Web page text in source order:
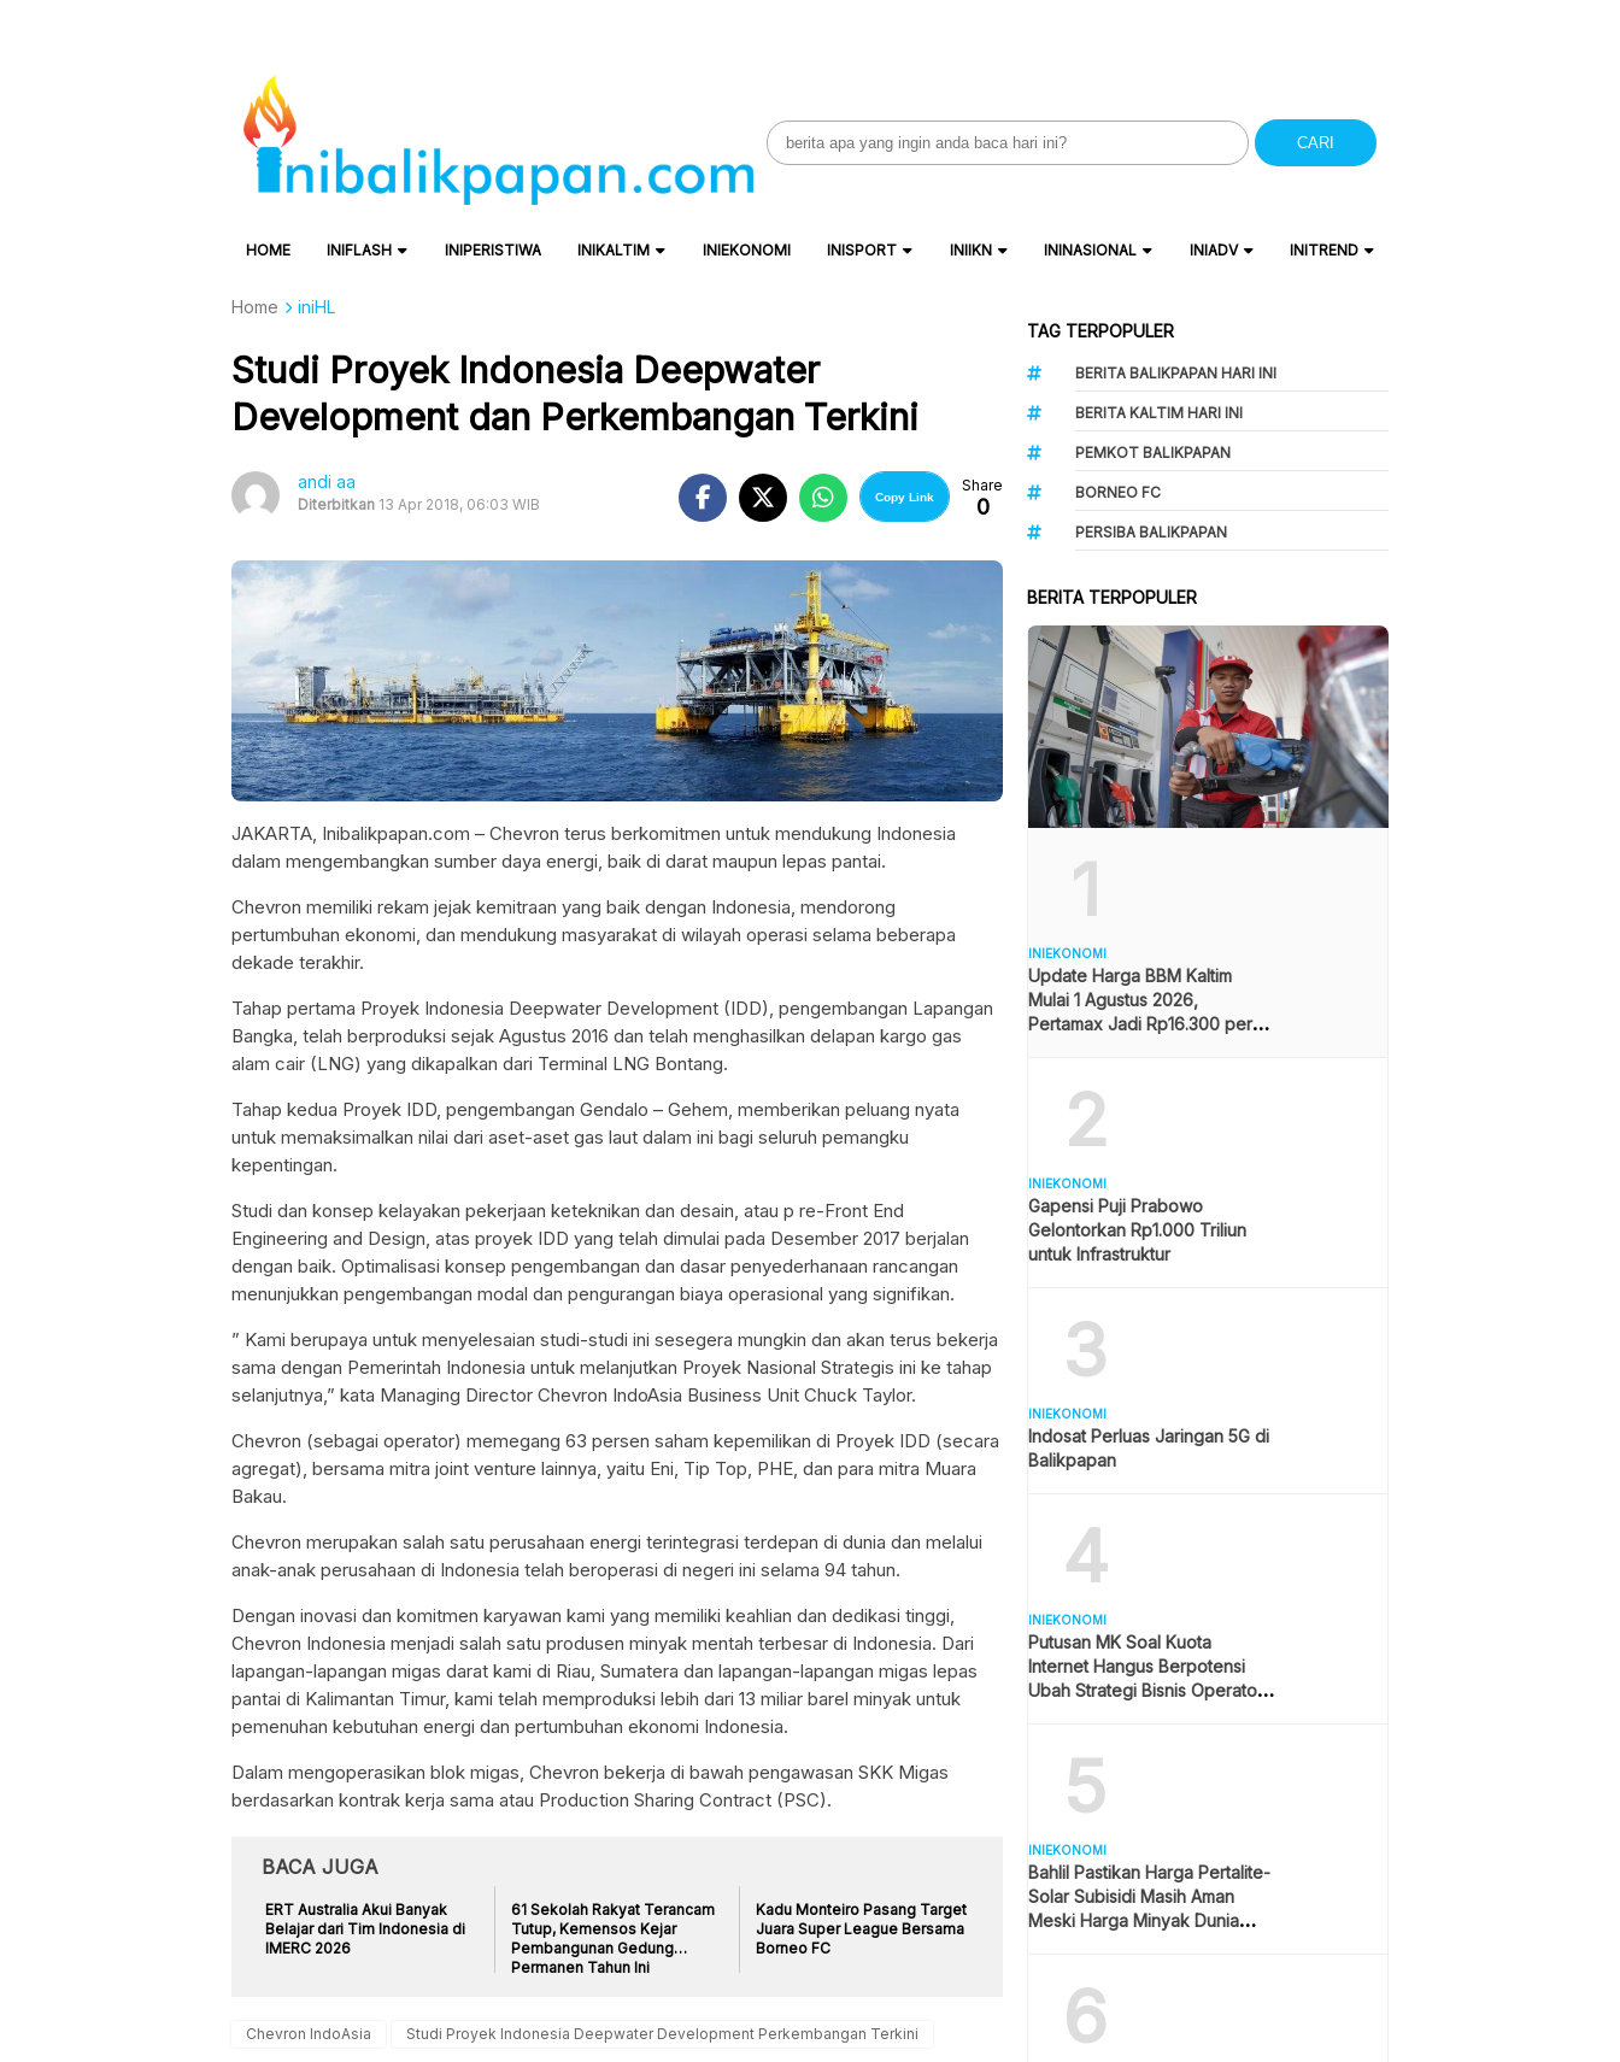
Search
for:
CARI
HOME INIFLASH INIPERISTIWA INIKALTIM INIEKONOMI INISPORT INIIKN ININASIONAL INIADV INITREND
Home iniHL
Studi Proyek Indonesia Deepwater
Development dan Perkembangan Terkini
andi aa
Diterbitkan 13 Apr 2018, 06:03 WIB Copy Link
Share
0
JAKARTA, Inibalikpapan.com – Chevron terus berkomitmen untuk mendukung Indonesia
dalam mengembangkan sumber daya energi, baik di darat maupun lepas pantai.
Chevron memiliki rekam jejak kemitraan yang baik dengan Indonesia, mendorong
pertumbuhan ekonomi, dan mendukung masyarakat di wilayah operasi selama beberapa
dekade terakhir.
Tahap pertama Proyek Indonesia Deepwater Development (IDD), pengembangan Lapangan
Bangka, telah berproduksi sejak Agustus 2016 dan telah menghasilkan delapan kargo gas
alam cair (LNG) yang dikapalkan dari Terminal LNG Bontang.
Tahap kedua Proyek IDD, pengembangan Gendalo – Gehem, memberikan peluang nyata
untuk memaksimalkan nilai dari aset-aset gas laut dalam ini bagi seluruh pemangku
kepentingan.
Studi dan konsep kelayakan pekerjaan keteknikan dan desain, atau p re-Front End
Engineering and Design, atas proyek IDD yang telah dimulai pada Desember 2017 berjalan
dengan baik. Optimalisasi konsep pengembangan dan dasar penyederhanaan rancangan
menunjukkan pengembangan modal dan pengurangan biaya operasional yang signifikan.
” Kami berupaya untuk menyelesaian studi-studi ini sesegera mungkin dan akan terus bekerja
sama dengan Pemerintah Indonesia untuk melanjutkan Proyek Nasional Strategis ini ke tahap
selanjutnya,” kata Managing Director Chevron IndoAsia Business Unit Chuck Taylor.
Chevron (sebagai operator) memegang 63 persen saham kepemilikan di Proyek IDD (secara
agregat), bersama mitra joint venture lainnya, yaitu Eni, Tip Top, PHE, dan para mitra Muara
Bakau.
Chevron merupakan salah satu perusahaan energi terintegrasi terdepan di dunia dan melalui
anak-anak perusahaan di Indonesia telah beroperasi di negeri ini selama 94 tahun.
Dengan inovasi dan komitmen karyawan kami yang memiliki keahlian dan dedikasi tinggi,
Chevron Indonesia menjadi salah satu produsen minyak mentah terbesar di Indonesia. Dari
lapangan-lapangan migas darat kami di Riau, Sumatera dan lapangan-lapangan migas lepas
pantai di Kalimantan Timur, kami telah memproduksi lebih dari 13 miliar barel minyak untuk
pemenuhan kebutuhan energi dan pertumbuhan ekonomi Indonesia.
Dalam mengoperasikan blok migas, Chevron bekerja di bawah pengawasan SKK Migas
berdasarkan kontrak kerja sama atau Production Sharing Contract (PSC).
BACA JUGA
ERT Australia Akui Banyak
Belajar dari Tim Indonesia di
IMERC 2026
61 Sekolah Rakyat Terancam
Tutup, Kemensos Kejar
Pembangunan Gedung
Permanen Tahun Ini
Kadu Monteiro Pasang Target
Juara Super League Bersama
Borneo FC
Chevron IndoAsia Studi Proyek Indonesia Deepwater Development Perkembangan Terkini
TAG TERPOPULER
BERITA BALIKPAPAN HARI INI
BERITA KALTIM HARI INI
PEMKOT BALIKPAPAN
BORNEO FC
PERSIBA BALIKPAPAN
BERITA TERPOPULER
1
INIEKONOMI
Update Harga BBM Kaltim
Mulai 1 Agustus 2026,
Pertamax Jadi Rp16.300 per
2
INIEKONOMI
Gapensi Puji Prabowo
Gelontorkan Rp1.000 Triliun
untuk Infrastruktur
3
INIEKONOMI
Indosat Perluas Jaringan 5G di
Balikpapan
4
INIEKONOMI
Putusan MK Soal Kuota
Internet Hangus Berpotensi
Ubah Strategi Bisnis Operator
5
INIEKONOMI
Bahlil Pastikan Harga Pertalite-
Solar Subisidi Masih Aman
Meski Harga Minyak Dunia
6